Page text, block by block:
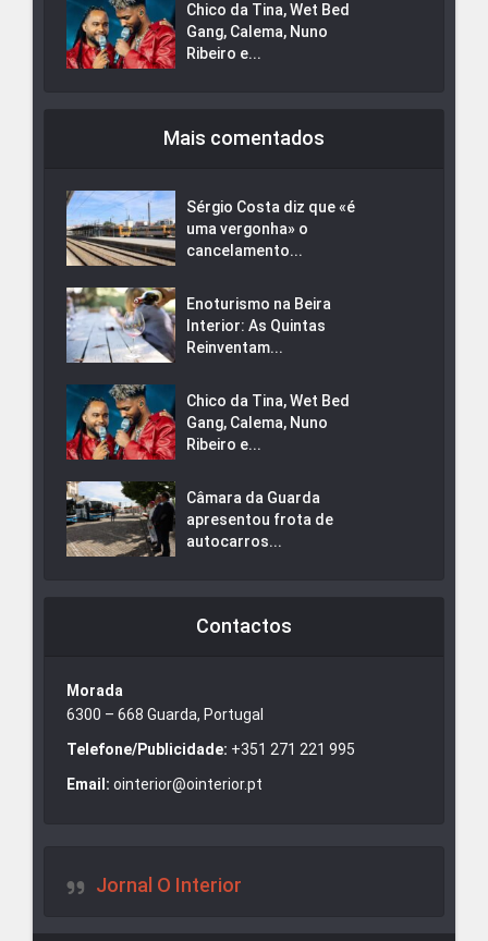
Chico da Tina, Wet Bed
Gang, Calema, Nuno
Ribeiro e...
Mais comentados
Sérgio Costa diz que «é
uma vergonha» o
cancelamento...
Enoturismo na Beira
Interior: As Quintas
Reinventam...
Chico da Tina, Wet Bed
Gang, Calema, Nuno
Ribeiro e...
Câmara da Guarda
apresentou frota de
autocarros...
Contactos
Morada
6300 – 668 Guarda, Portugal
Telefone/Publicidade: +351 271 221 995
Email: ointerior@ointerior.pt
Jornal O Interior